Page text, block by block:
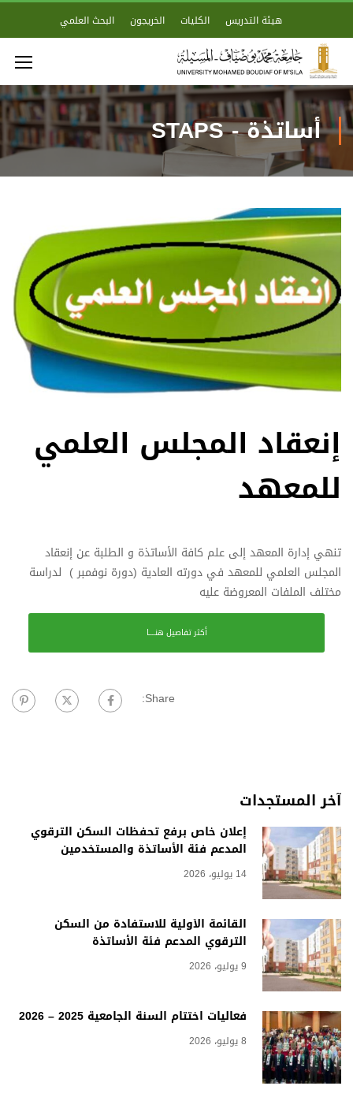
هيئة التدريس الكليات الخريجون البحث العلمي
أساتذة - STAPS
إنعقاد المجلس العلمي
للمعهد
تنهي إدارة المعهد إلى علم كافة الأساتذة و الطلبة عن إنعقاد
المجلس العلمي للمعهد في دورته العادية (دورة نوفمبر ) لدراسة
مختلف الملفات المعروضة عليه
أكثر تفاصيل هنــــا
Share:
آخر المستجدات
إعلان خاص برفع تحفظات السكن الترقوي
المدعم فئة الأساتذة والمستخدمين
14 يوليو، 2026
القائمة الأولية للاستفادة من السكن
الترقوي المدعم فئة الأساتذة
9 يوليو، 2026
فعاليات اختتام السنة الجامعية 2025 – 2026
8 يوليو، 2026